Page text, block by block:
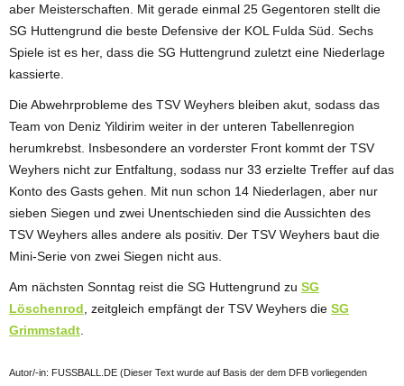
aber Meisterschaften. Mit gerade einmal 25 Gegentoren stellt die
SG Huttengrund die beste Defensive der KOL Fulda Süd. Sechs
Spiele ist es her, dass die SG Huttengrund zuletzt eine Niederlage
kassierte.
Die Abwehrprobleme des TSV Weyhers bleiben akut, sodass das
Team von Deniz Yildirim weiter in der unteren Tabellenregion
herumkrebst. Insbesondere an vorderster Front kommt der TSV
Weyhers nicht zur Entfaltung, sodass nur 33 erzielte Treffer auf das
Konto des Gasts gehen. Mit nun schon 14 Niederlagen, aber nur
sieben Siegen und zwei Unentschieden sind die Aussichten des
TSV Weyhers alles andere als positiv. Der TSV Weyhers baut die
Mini-Serie von zwei Siegen nicht aus.
Am nächsten Sonntag reist die SG Huttengrund zu SG
Löschenrod , zeitgleich empfängt der TSV Weyhers die SG
Grimmstadt
Autor/-in: FUSSBALL.DE (Dieser Text wurde auf Basis der dem DFB vorliegenden